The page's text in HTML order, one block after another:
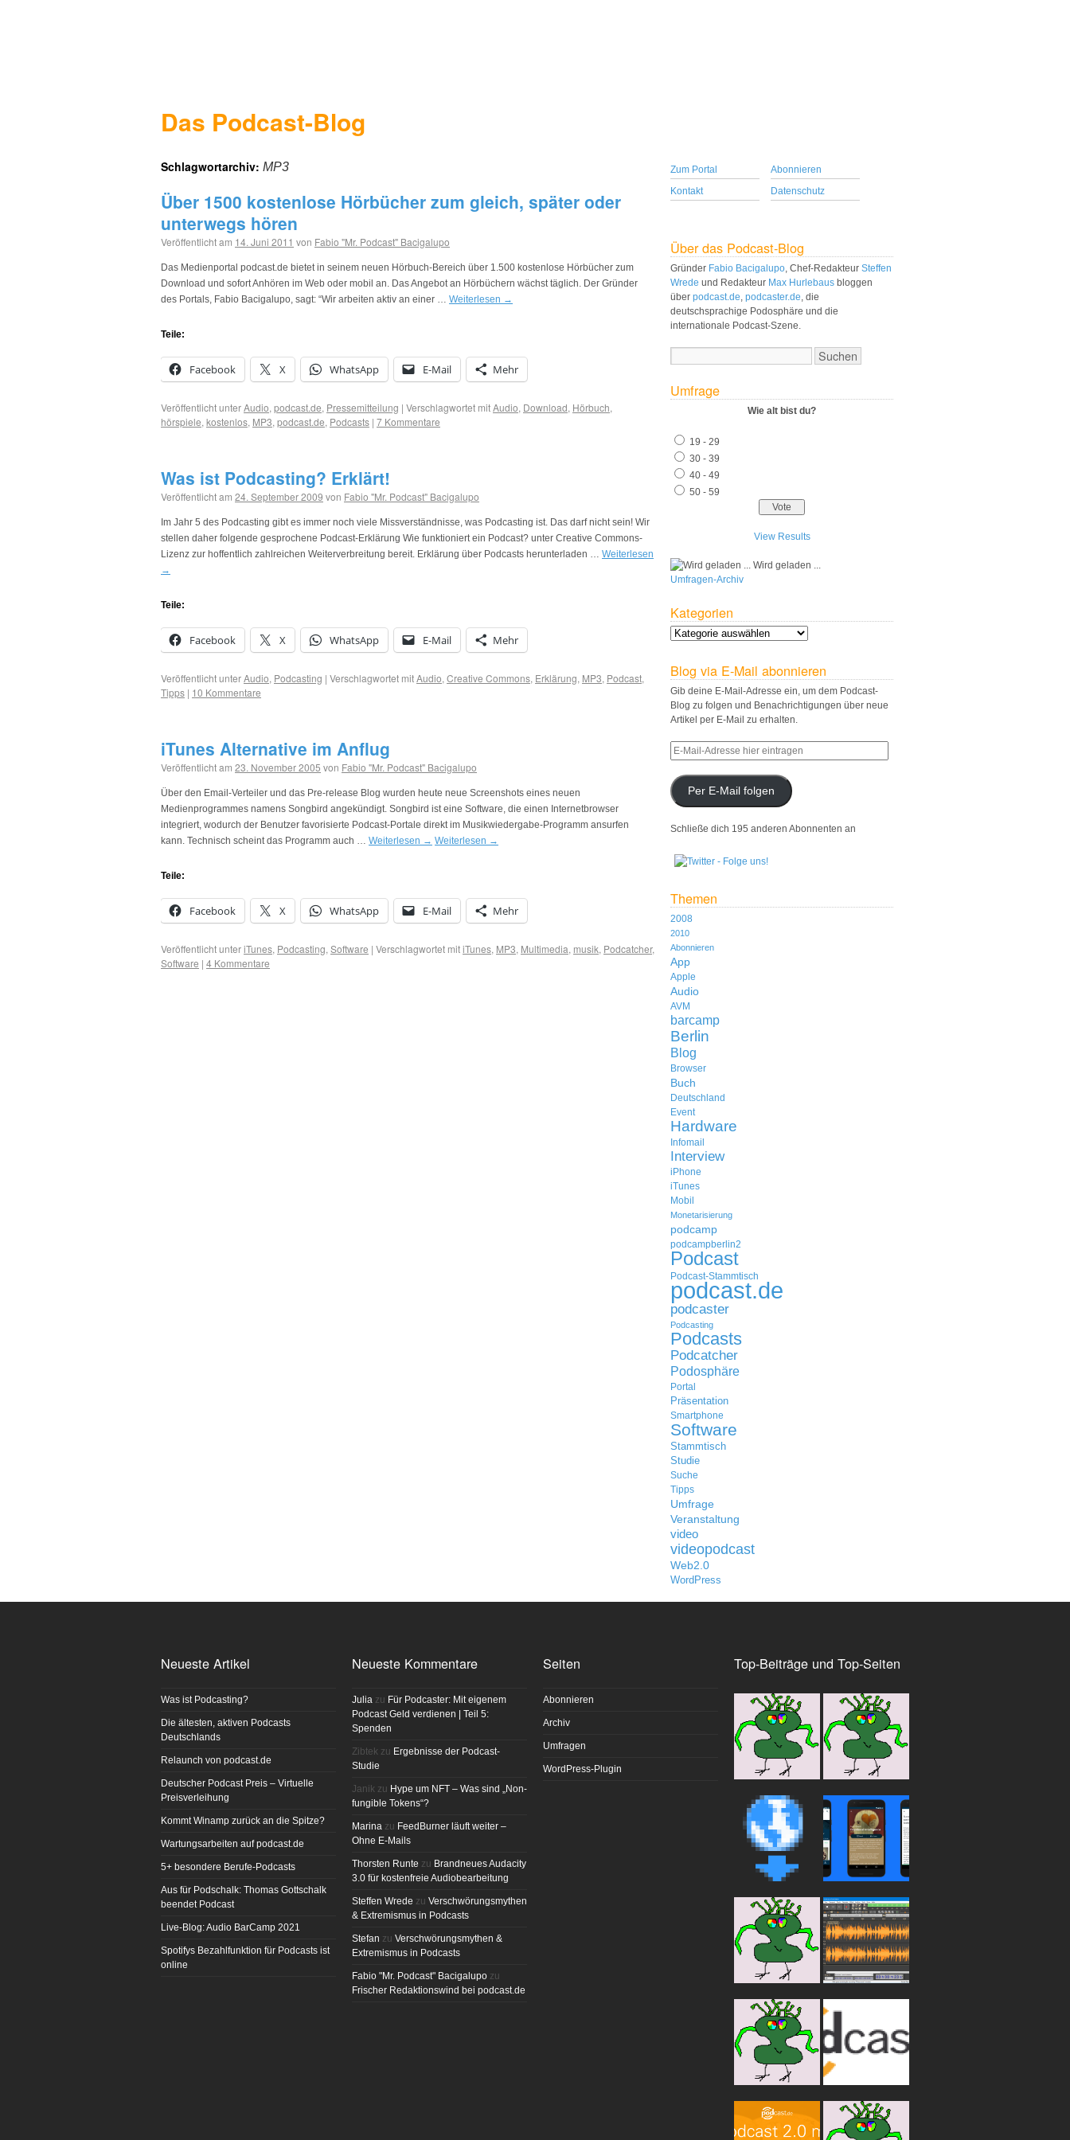
Das Podcast-Blog
Schlagwortarchiv: MP3
Über 1500 kostenlose Hörbücher zum gleich, später oder
unterwegs hören
Veröffentlicht am 14. Juni 2011 von Fabio "Mr. Podcast" Bacigalupo
Das Medienportal podcast.de bietet in seinem neuen Hörbuch-Bereich über 1.500 kostenlose Hörbücher zum
Download und sofort Anhören im Web oder mobil an. Das Angebot an Hörbüchern wächst täglich. Der Gründer
des Portals, Fabio Bacigalupo, sagt: “Wir arbeiten aktiv an einer … Weiterlesen →
Teile:
Facebook X WhatsApp E-Mail Mehr
Veröffentlicht unterAudio, podcast.de, Pressemitteilung | Verschlagwortet mitAudio, Download, Hörbuch,
hörspiele, kostenlos, MP3, podcast.de, Podcasts | 7 Kommentare
Was ist Podcasting? Erklärt!
Veröffentlicht am 24. September 2009 von Fabio "Mr. Podcast" Bacigalupo
Im Jahr 5 des Podcasting gibt es immer noch viele Missverständnisse, was Podcasting ist. Das darf nicht sein! Wir
stellen daher folgende gesprochene Podcast-Erklärung Wie funktioniert ein Podcast? unter Creative Commons-
Lizenz zur hoffentlich zahlreichen Weiterverbreitung bereit. Erklärung über Podcasts herunterladen … Weiterlesen
→
Teile:
Facebook X WhatsApp E-Mail Mehr
Veröffentlicht unterAudio, Podcasting | Verschlagwortet mitAudio, Creative Commons, Erklärung, MP3, Podcast,
Tipps | 10 Kommentare
iTunes Alternative im Anflug
Veröffentlicht am 23. November 2005 von Fabio "Mr. Podcast" Bacigalupo
Über den Email-Verteiler und das Pre-release Blog wurden heute neue Screenshots eines neuen
Medienprogrammes namens Songbird angekündigt. Songbird ist eine Software, die einen Internetbrowser
integriert, wodurch der Benutzer favorisierte Podcast-Portale direkt im Musikwiedergabe-Programm ansurfen
kann. Technisch scheint das Programm auch … Weiterlesen → Weiterlesen →
Teile:
Facebook X WhatsApp E-Mail Mehr
Veröffentlicht unteriTunes, Podcasting, Software | Verschlagwortet mitiTunes, MP3, Multimedia, musik, Podcatcher,
Software | 4 Kommentare
Zum Portal
Abonnieren
Kontakt
Datenschutz
Über das Podcast-Blog
Gründer Fabio Bacigalupo, Chef-Redakteur Steffen
Wrede und Redakteur Max Hurlebaus bloggen
über podcast.de, podcaster.de, die
deutschsprachige Podosphäre und die
internationale Podcast-Szene.
Umfrage
Wie alt bist du?
19 - 29
30 - 39
40 - 49
50 - 59
View Results
Wird geladen ...
Umfragen-Archiv
Kategorien
Blog via E-Mail abonnieren
Gib deine E-Mail-Adresse ein, um dem Podcast-
Blog zu folgen und Benachrichtigungen über neue
Artikel per E-Mail zu erhalten.
Per E-Mail folgen
Schließe dich 195 anderen Abonnenten an
Themen
2008
2010
Abonnieren
App
Apple
Audio
AVM
barcamp
Berlin
Blog
Browser
Buch
Deutschland
Event
Hardware
Infomail
Interview
iPhone
iTunes
Mobil
Monetarisierung
podcamp
podcampberlin2
Podcast
Podcast-Stammtisch
podcast.de
podcaster
Podcasting
Podcasts
Podcatcher
Podosphäre
Portal
Präsentation
Smartphone
Software
Stammtisch
Studie
Suche
Tipps
Umfrage
Veranstaltung
video
videopodcast
Web2.0
WordPress
Neueste Artikel
Was ist Podcasting?
Die ältesten, aktiven Podcasts
Deutschlands
Relaunch von podcast.de
Deutscher Podcast Preis – Virtuelle
Preisverleihung
Kommt Winamp zurück an die Spitze?
Wartungsarbeiten auf podcast.de
5+ besondere Berufe-Podcasts
Aus für Podschalk: Thomas Gottschalk
beendet Podcast
Live-Blog: Audio BarCamp 2021
Spotifys Bezahlfunktion für Podcasts ist
online
Neueste Kommentare
Julia zu Für Podcaster: Mit eigenem
Podcast Geld verdienen | Teil 5:
Spenden
Zibtek zu Ergebnisse der Podcast-
Studie
Janik zu Hype um NFT – Was sind „Non-
fungible Tokens“?
Marina zu FeedBurner läuft weiter –
Ohne E-Mails
Thorsten Runte zu Brandneues Audacity
3.0 für kostenfreie Audiobearbeitung
Steffen Wrede zu Verschwörungsmythen
& Extremismus in Podcasts
Stefan zu Verschwörungsmythen &
Extremismus in Podcasts
Fabio "Mr. Podcast" Bacigalupo zu
Frischer Redaktionswind bei podcast.de
Seiten
Abonnieren
Archiv
Umfragen
WordPress-Plugin
Top-Beiträge und Top-Seiten